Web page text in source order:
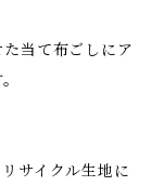
当て布ごしにア
サイクル生地に